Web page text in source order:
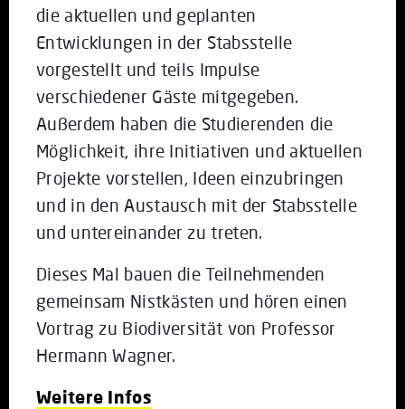
die aktuellen und geplanten
Entwicklungen in der Stabsstelle
vorgestellt und teils Impulse
verschiedener Gäste mitgegeben.
Außerdem haben die Studierenden die
Möglichkeit, ihre Initiativen und aktuellen
Projekte vorstellen, Ideen einzubringen
und in den Austausch mit der Stabsstelle
und untereinander zu treten.
Dieses Mal bauen die Teilnehmenden
gemeinsam Nistkästen und hören einen
Vortrag zu Biodiversität von Professor
Hermann Wagner.
Weitere Infos